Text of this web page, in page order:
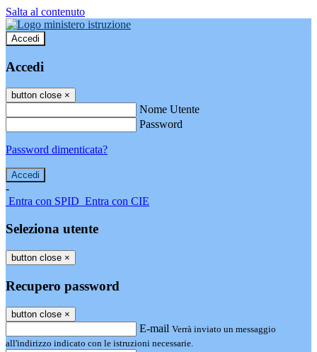
Salta al contenuto
Accedi
Accedi
button close ×
Nome Utente
Password
Password dimenticata?
-
Entra con SPID Entra con CIE
Seleziona utente
button close ×
Recupero password
button close ×
E-mail Verrà inviato un messaggio
all'indirizzo indicato con le istruzioni necessarie.